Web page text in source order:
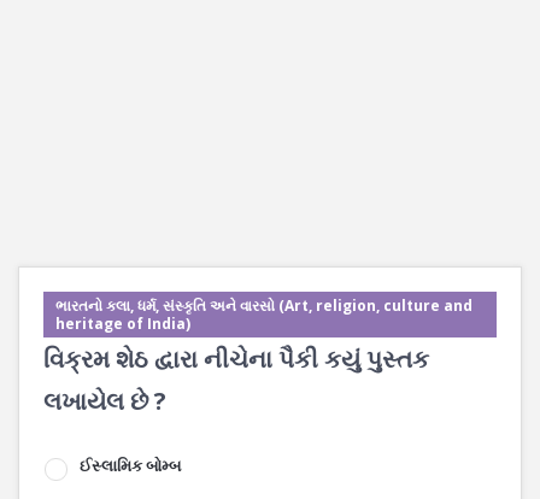
ભારતનો કલા, ધર્મ, સંસ્કૃતિ અને વારસો (Art, religion, culture and
heritage of India)
વિક્રમ શેઠ દ્વારા નીચેના પૈકી કયું પુસ્તક
લખાયેલ છે ?
ઈસ્લામિક બોમ્બ